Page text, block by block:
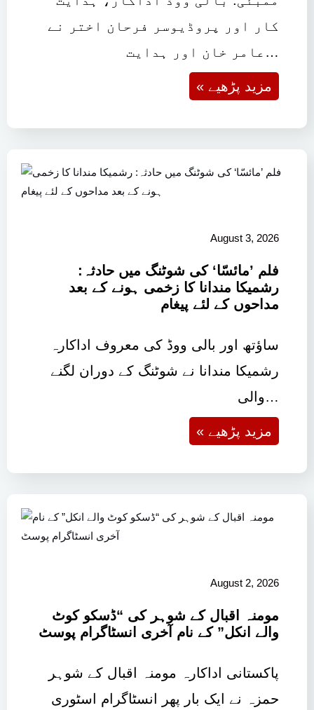
کار اور پروڈیوسر فرحان اختر نے
عامر خان اور ہدایت…
« مزید پڑھیے
August 3, 2026
فلم ’مائسّا‘ کی شوٹنگ میں حادثہ:
رشمیکا مندانا کا زخمی ہونے کے بعد
مداحوں کے لئے پیغام
ساؤتھ اور بالی ووڈ کی معروف اداکارہ
رشمیکا مندانا نے شوٹنگ کے دوران لگنے
والی…
« مزید پڑھیے
August 2, 2026
مومنہ اقبال کے شوہر کی “ڈسکو کوٹ
والے انکل” کے نام آخری انسٹاگرام پوسٹ
پاکستانی اداکارہ مومنہ اقبال کے شوہر
حمزہ نے ایک بار پھر انسٹاگرام اسٹوری